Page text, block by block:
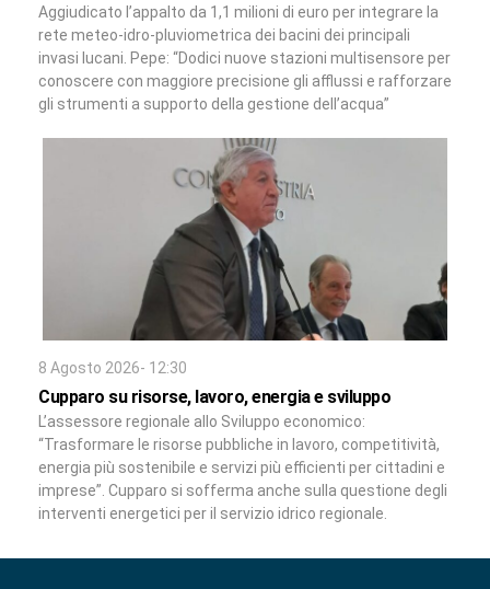
Aggiudicato l’appalto da 1,1 milioni di euro per integrare la
rete meteo-idro-pluviometrica dei bacini dei principali
invasi lucani. Pepe: “Dodici nuove stazioni multisensore per
conoscere con maggiore precisione gli afflussi e rafforzare
gli strumenti a supporto della gestione dell’acqua”
8 Agosto 2026- 12:30
Cupparo su risorse, lavoro, energia e sviluppo
L’assessore regionale allo Sviluppo economico:
“Trasformare le risorse pubbliche in lavoro, competitività,
energia più sostenibile e servizi più efficienti per cittadini e
imprese”. Cupparo si sofferma anche sulla questione degli
interventi energetici per il servizio idrico regionale.